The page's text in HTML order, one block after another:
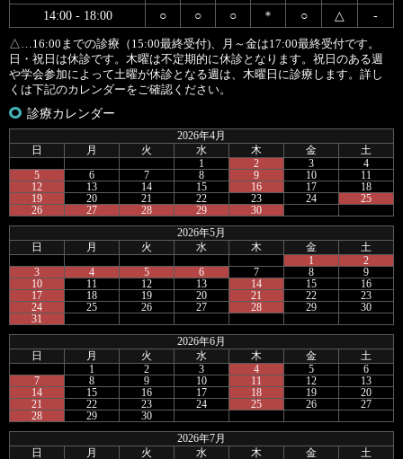
14:00 - 18:00
○ ○ ○ ＊ ○ △ -
△…16:00までの診療（15:00最終受付)、月～金は17:00最終受付です。
日・祝日は休診です。木曜は不定期的に休診となります。祝日のある週
や学会参加によって土曜が休診となる週は、木曜日に診療します。詳し
くは下記のカレンダーをご確認ください。
診療カレンダー
2026年4月
日
月 火 水 木 金
土
1
2 3
4
5
6 7 8 9 10
11
12
13 14 15 16 17
18
19
20 21 22 23 24
25
26
27 28 29 30
2026年5月
日
月 火 水 木 金
土
1
2
3
4 5 6 7 8
9
10
11 12 13 14 15
16
17
18 19 20 21 22
23
24
25 26 27 28 29
30
31
2026年6月
日
月 火 水 木 金
土
1
2 3 4 5
6
7
8 9 10 11 12
13
14
15 16 17 18 19
20
21
22 23 24 25 26
27
28
29 30
2026年7月
日
月 火 水 木 金
土